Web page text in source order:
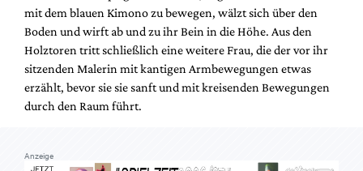
mit dem blauen Kimono zu bewegen, wälzt sich über den
Boden und wirft ab und zu ihr Bein in die Höhe. Aus den
Holztoren tritt schließlich eine weitere Frau, die der vor ihr
sitzenden Malerin mit kantigen Armbewegungen etwas
erzählt, bevor sie sie sanft und mit kreisenden Bewegungen
durch den Raum führt.
Anzeige